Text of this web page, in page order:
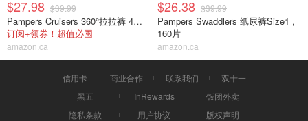
$27.98 $39.99
Pampers Cruisers 360°拉拉裤 4号 108片
订阅+领券！超值必囤
amazon.ca
$26.38 $39.99
Pampers Swaddlers 纸尿裤Size1 ,
160片
amazon.ca
信用卡 商业合作 联系我们
双十一
黑五
InRewards
饭团外卖
隐私条款
用户协议 版权声明